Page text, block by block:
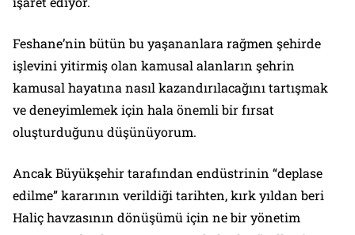
Feshane’nin bütün bu yaşananlara rağmen şehirde
işlevini yitirmiş olan kamusal alanların şehrin
kamusal hayatına nasıl kazandırılacağını tartışmak
ve deneyimlemek için hala önemli bir fırsat
oluşturduğunu düşünüyorum.
Ancak Büyükşehir tarafından endüstrinin “deplase
edilme” kararının verildiği tarihten, kırk yıldan beri
Haliç havzasının dönüşümü için ne bir yönetim